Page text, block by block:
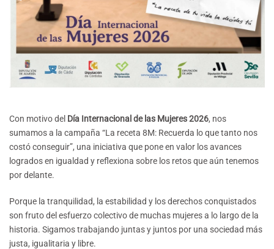
Con motivo del Día Internacional de las Mujeres 2026, nos
sumamos a la campaña “La receta 8M: Recuerda lo que tanto nos
costó conseguir”, una iniciativa que pone en valor los avances
logrados en igualdad y reflexiona sobre los retos que aún tenemos
por delante.
Porque la tranquilidad, la estabilidad y los derechos conquistados
son fruto del esfuerzo colectivo de muchas mujeres a lo largo de la
historia. Sigamos trabajando juntas y juntos por una sociedad más
justa, igualitaria y libre.